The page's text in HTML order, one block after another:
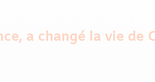
a changé la vie de